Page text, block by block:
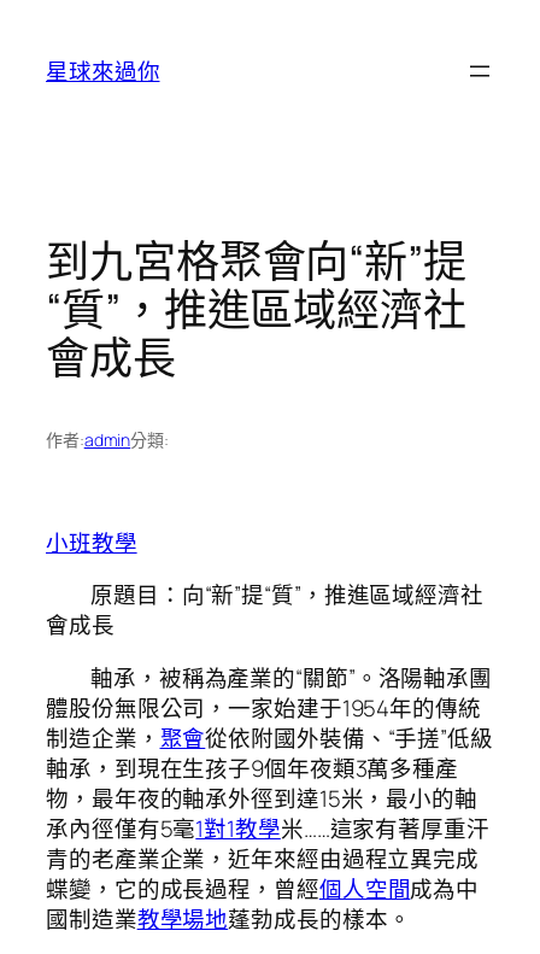
星球來過你
到九宮格聚會向“新”提
“質”，推進區域經濟社
會成長
作者:admin分類:
小班教學
原題目：向“新”提“質”，推進區域經濟社
會成長
軸承，被稱為產業的“關節”。洛陽軸承團
體股份無限公司，一家始建于1954年的傳統
制造企業， 聚會從依附國外裝備、“手搓”低級
軸承，到現在生孩子9個年夜類3萬多種產
物，最年夜的軸承外徑到達15米，最小的軸
承內徑僅有5毫1對1教學米……這家有著厚重汗
青的老產業企業，近年來經由過程立異完成
蝶變，它的成長過程，曾經個人空間成為中
國制造業教學場地蓬勃成長的樣本。